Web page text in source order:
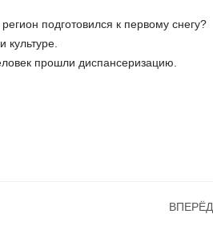
подготовился к первому снегу?
культуре.
прошли диспансеризацию.
ВПЕРЁД